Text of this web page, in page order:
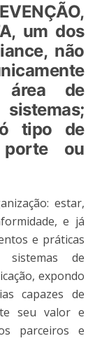
um dos
não
área de
tipo de
porte ou
estar,
e já
e práticas
sistemas de
expondo
capazes de
seu valor e
parceiros e